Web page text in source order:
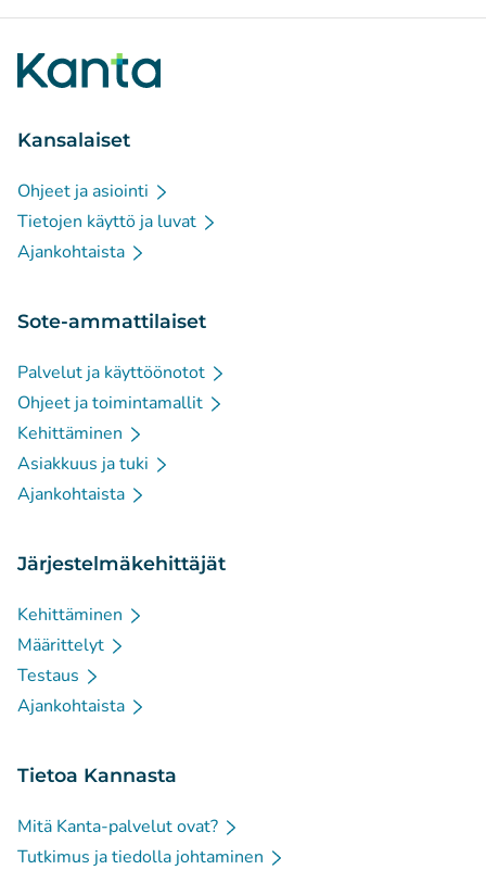
Kansalaiset
Ohjeet ja asiointi
Tietojen käyttö ja luvat
Ajankohtaista
Sote-ammattilaiset
Palvelut ja käyttöönotot
Ohjeet ja toimintamallit
Kehittäminen
Asiakkuus ja tuki
Ajankohtaista
Järjestelmäkehittäjät
Kehittäminen
Määrittelyt
Testaus
Ajankohtaista
Tietoa Kannasta
Mitä Kanta-palvelut ovat?
Tutkimus ja tiedolla johtaminen